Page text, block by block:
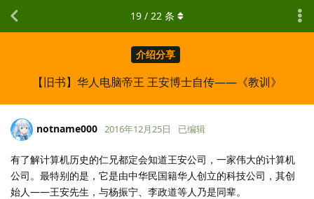
介绍分享
【旧书】华人电脑帝王 王安博士自传——《教训》
19 / 22 条
notname000 2016年12月25日 已编辑
有了解计算机历史的仁兄都定会知道王安公司，一家伟大的计算机
公司。最特别的是，它是由中华民国籍华人创立的科技公司，其创
始人——王安先生，与杨振宁、李政道等人乃是同辈。